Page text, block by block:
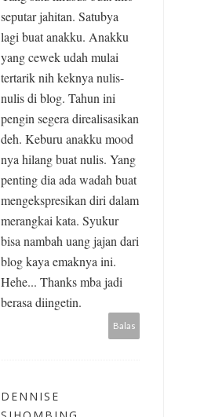
seputar jahitan. Satubya
lagi buat anakku. Anakku
yang cewek udah mulai
tertarik nih keknya nulis-
nulis di blog. Tahun ini
pengin segera direalisasikan
deh. Keburu anakku mood
nya hilang buat nulis. Yang
penting dia ada wadah buat
mengekspresikan diri dalam
merangkai kata. Syukur
bisa nambah uang jajan dari
blog kaya emaknya ini.
Hehe... Thanks mba jadi
berasa diingetin.
Balas
DENNISE